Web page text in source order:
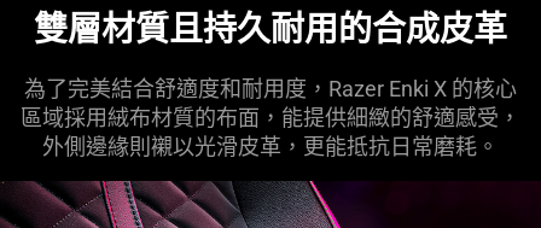
雙層材質且持久耐用的合成皮革
為了完美結合舒適度和耐用度，Razer Enki X 的核心
區域採用絨布材質的布面，能提供細緻的舒適感受，
外側邊緣則襯以光滑皮革，更能抵抗日常磨耗。